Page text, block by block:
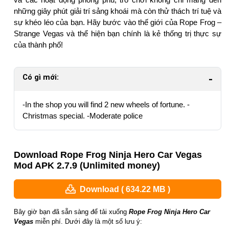
những giây phút giải trí sảng khoái mà còn thử thách trí tuệ và
sự khéo léo của bạn. Hãy bước vào thế giới của Rope Frog –
Strange Vegas và thể hiện bạn chính là kẻ thống trị thực sự
của thành phố!
Có gì mới:
-In the shop you will find 2 new wheels of fortune. -
Christmas special. -Moderate police
Download Rope Frog Ninja Hero Car Vegas
Mod APK 2.7.9 (Unlimited money)
Download ( 634.22 MB )
Bây giờ bạn đã sẵn sàng để tải xuống Rope Frog Ninja Hero Car
Vegas miễn phí. Dưới đây là một số lưu ý: